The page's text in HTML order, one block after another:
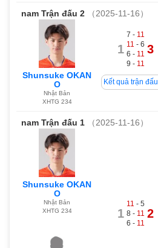
nam Trận đấu 2 （2025-11-16）
Shunsuke OKAN
O
Nhật Bản
XHTG 234
1
7 - 11
11 - 6
6 - 11
9 - 11
3
Kết quả trận đấu
nam Trận đấu 1 （2025-11-16）
Shunsuke OKAN
O
Nhật Bản
XHTG 234
1
11 - 5
8 - 11
6 - 11
2